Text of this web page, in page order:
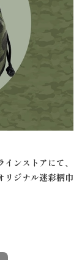
ンストアにて、
リジナル迷彩柄巾